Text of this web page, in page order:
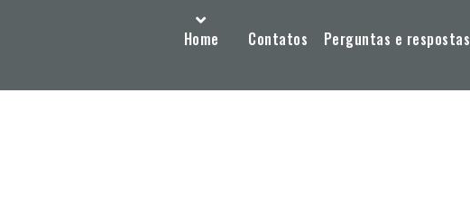
Home Contatos Perguntas e respostas